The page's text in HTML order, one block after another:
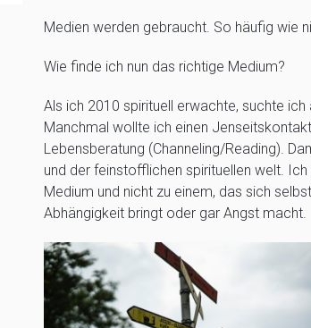
Medien werden gebraucht. So häufig wie
Wie finde ich nun das richtige Medium?
Als ich 2010 spirituell erwachte, suchte
Manchmal wollte ich einen
Lebensberatung (Channeling/Reading).
und der feinstofflichen spirituellen welt.
Medium und nicht zu einem, das sich
Abhängigkeit bringt oder gar Angst macht.